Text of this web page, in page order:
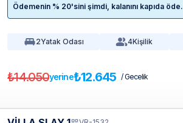
Ödemenin % 20'sini şimdi, kalanını kapıda öde.
2Yatak Odası 4Kişilik
₺14.050yerine₺12.645 / Gecelik